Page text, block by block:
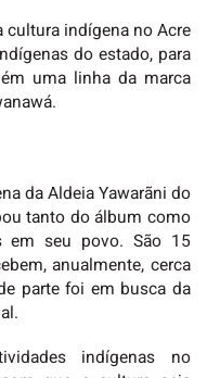
indígena no Acre
do estado, para
uma linha da marca
da Aldeia Yawarãni do
tanto do álbum como
em seu povo. São 15
anualmente, cerca
parte foi em busca da
indígenas no